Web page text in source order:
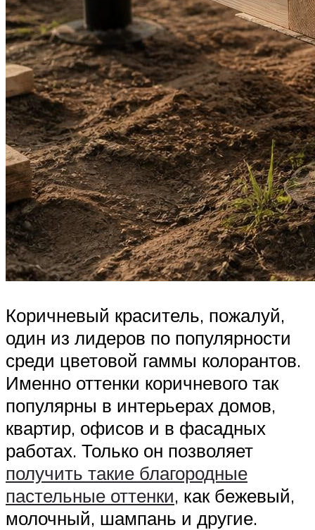
Коричневый краситель, пожалуй,
один из лидеров по популярности
среди цветовой гаммы колорантов.
Именно оттенки коричневого так
популярны в интерьерах домов,
квартир, офисов и в фасадных
работах. Только он позволяет
получить такие благородные
пастельные оттенки, как бежевый,
молочный, шампань и другие.